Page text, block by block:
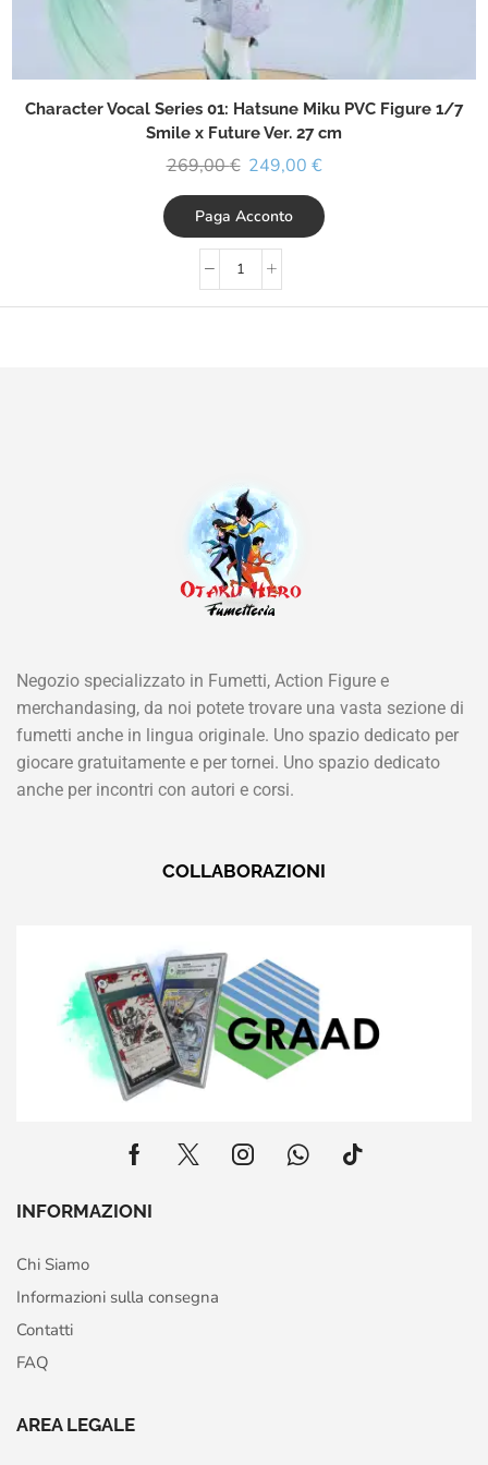
Character Vocal Series 01: Hatsune Miku PVC Figure 1/7
Smile x Future Ver. 27 cm
269,00€ 249,00 €
Paga Acconto
Negozio specializzato in Fumetti, Action Figure e
merchandasing, da noi potete trovare una vasta sezione di
fumetti anche in lingua originale. Uno spazio dedicato per
giocare gratuitamente e per tornei. Uno spazio dedicato
anche per incontri con autori e corsi.
COLLABORAZIONI
INFORMAZIONI
Chi Siamo
Informazioni sulla consegna
Contatti
FAQ
AREA LEGALE